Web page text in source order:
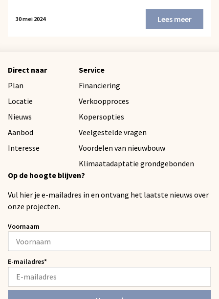
30 mei 2024 Lees meer
Direct naar
Plan
Locatie
Nieuws
Aanbod
Interesse
Service
Financiering
Verkoopproces
Kopersopties
Veelgestelde vragen
Voordelen van nieuwbouw
Klimaatadaptatie grondgebonden
Op de hoogte blijven?
Vul hier je e-mailadres in en ontvang het laatste nieuws over
onze projecten.
Voornaam
E-mailadres*